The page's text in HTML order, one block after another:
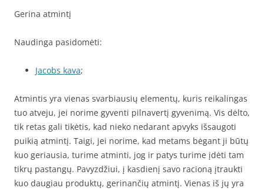
Gerina atmintį
Naudinga pasidomėti:
Jacobs kava;
Atmintis yra vienas svarbiausių elementų, kuris reikalingas
tuo atveju, jei norime gyventi pilnavertį gyvenimą. Vis dėlto,
tik retas gali tikėtis, kad nieko nedarant apvyks išsaugoti
puikią atmintį. Taigi, jei norime, kad metams bėgant ji būtų
kuo geriausia, turime atminti, jog ir patys turime įdėti tam
tikrų pastangų. Pavyzdžiui, į kasdienį savo racioną įtraukti
kuo daugiau produktų, gerinančių atmintį. Vienas iš jų yra